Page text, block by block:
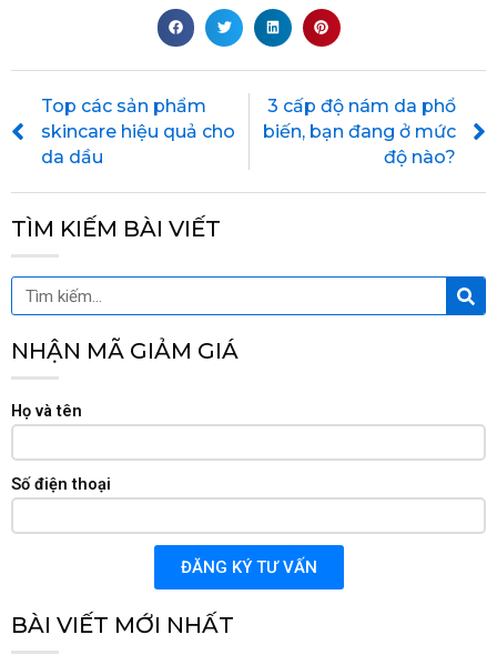
Prev
Top các sản phẩm
skincare hiệu quả cho
da dầu
3 cấp độ nám da phổ
biến, bạn đang ở mức
độ nào?
TÌM KIẾM BÀI VIẾT
Tìm
kiếm
Tìm
NHẬN MÃ GIẢM GIÁ
Họ và tên
Số điện thoại
ĐĂNG KÝ TƯ VẤN
BÀI VIẾT MỚI NHẤT